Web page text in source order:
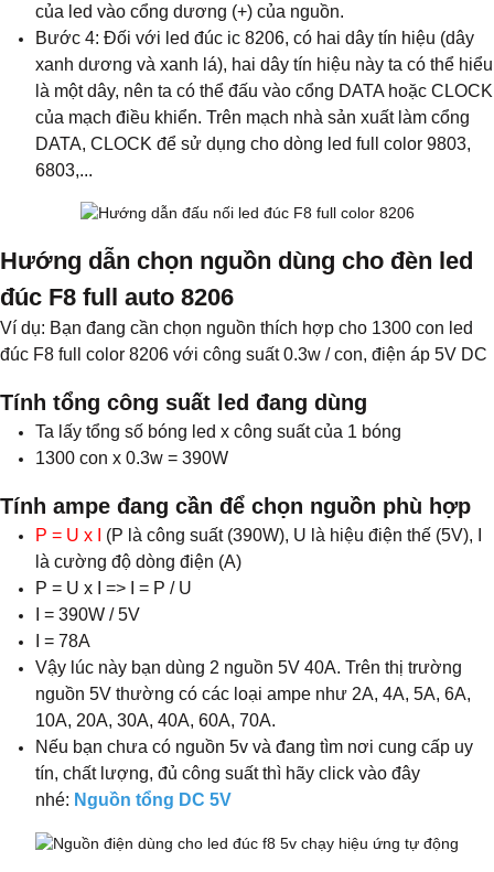
của led vào cổng dương (+) của nguồn.
Bước 4: Đối với led đúc ic 8206, có hai dây tín hiệu (dây
xanh dương và xanh lá), hai dây tín hiệu này ta có thể hiểu
là một dây, nên ta có thể đấu vào cổng DATA hoặc CLOCK
của mạch điều khiển. Trên mạch nhà sản xuất làm cổng
DATA, CLOCK để sử dụng cho dòng led full color 9803,
6803,...
Hướng dẫn chọn nguồn dùng cho đèn led
đúc F8 full auto 8206
Ví dụ: Bạn đang cần chọn nguồn thích hợp cho 1300 con led
đúc F8 full color 8206 với công suất 0.3w / con, điện áp 5V DC
Tính tổng công suất led đang dùng
Ta lấy tổng số bóng led x công suất của 1 bóng
1300 con x 0.3w = 390W
Tính ampe đang cần để chọn nguồn phù hợp
P = U x I
(P là công suất (390W), U là hiệu điện thế (5V), I
là cường độ dòng điện (A)
P = U x I => I = P / U
I = 390W / 5V
I = 78A
Vậy lúc này bạn dùng 2 nguồn 5V 40A. Trên thị trường
nguồn 5V thường có các loại ampe như 2A, 4A, 5A, 6A,
10A, 20A, 30A, 40A, 60A, 70A.
Nếu bạn chưa có nguồn 5v và đang tìm nơi cung cấp uy
tín, chất lượng, đủ công suất thì hãy click vào đây
nhé: Nguồn tổng DC 5V